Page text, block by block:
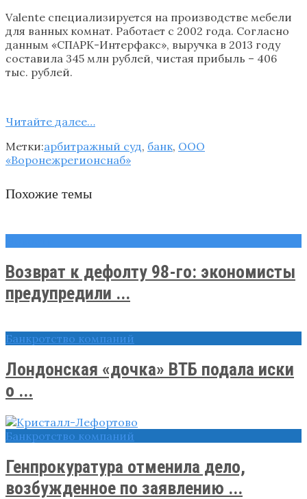
Valente специализируется на производстве мебели
для ванных комнат. Работает с 2002 года. Согласно
данным «СПАРК-Интерфакс», выручка в 2013 году
составила 345 млн рублей, чистая прибыль – 406
тыс. рублей.
Читайте далее…
Метки:арбитражный суд, банк, ООО
«Воронежрегионснаб»
Похожие темы
Возврат к дефолту 98-го: экономисты
предупредили ...
Банкротство компаний
Лондонская «дочка» ВТБ подала иски
о ...
Банкротство компаний
Генпрокуратура отменила дело,
возбужденное по заявлению ...